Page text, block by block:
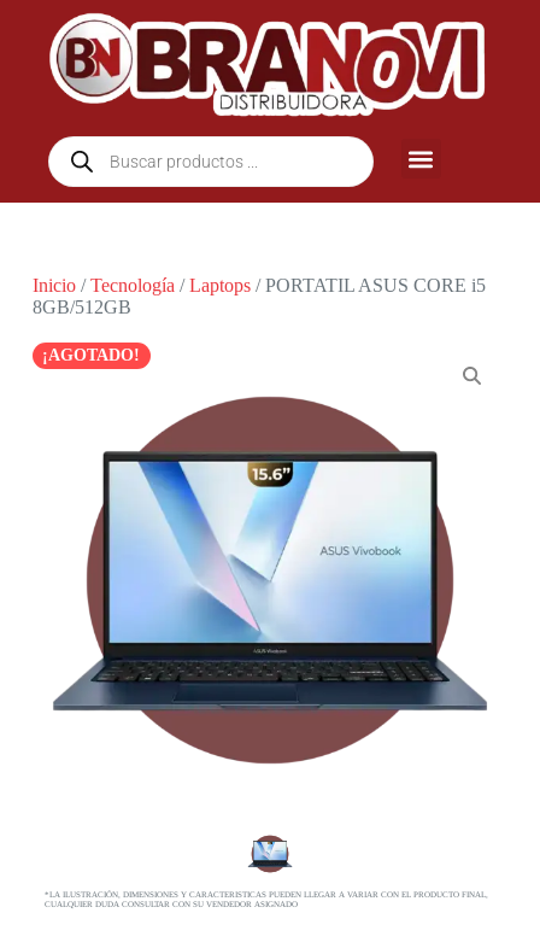
Inicio/Tecnología /Laptops/ PORTATIL ASUS CORE i5
8GB/512GB
¡AGOTADO!
*LA ILUSTRACIÓN, DIMENSIONES Y CARACTERISTICAS PUEDEN LLEGAR A VARIAR CON EL PRODUCTO FINAL,
CUALQUIER DUDA CONSULTAR CON SU VENDEDOR ASIGNADO